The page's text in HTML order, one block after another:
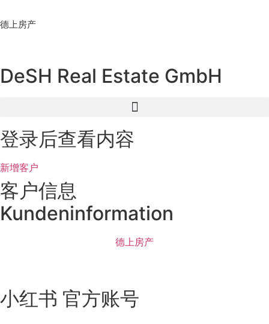
to
德上房产
DeSH Real Estate GmbH
登录后查看内容
新增客户
客户信息
Kundeninformation
德上房产
小红书 官方账号